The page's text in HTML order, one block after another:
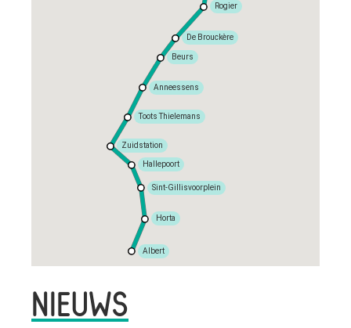
Albert
Horta
Sint-Gillisvoorplein
Hallepoort
Zuidstation
Toots Thielemans
Anneessens
Beurs
De Brouckère
Rogier
NIEUWS